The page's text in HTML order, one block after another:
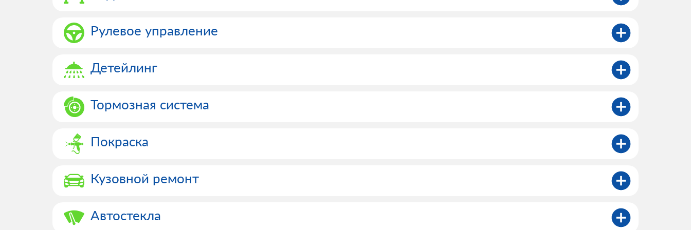
Рулевое управление
Детейлинг
Тормозная система
Покраска
Кузовной ремонт
Автостекла